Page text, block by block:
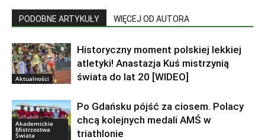
PODOBNE ARTYKUŁY WIĘCEJ OD AUTORA
Aktualności
Historyczny moment polskiej lekkiej
atletyki! Anastazja Kuś mistrzynią
świata do lat 20 [WIDEO]
Akademickie
Mistrzostwa
Świata
Po Gdańsku pójść za ciosem. Polacy
chcą kolejnych medali AMŚ w
triathlonie